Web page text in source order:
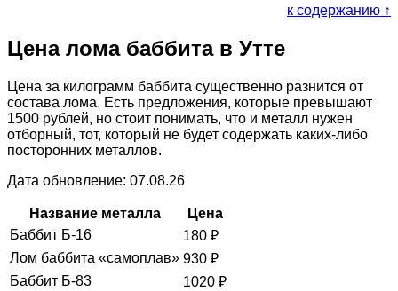
к содержанию ↑
Цена лома баббита в Утте
Цена за килограмм баббита существенно разнится от
состава лома. Есть предложения, которые превышают
1500 рублей, но стоит понимать, что и металл нужен
отборный, тот, который не будет содержать каких-либо
посторонних металлов.
Дата обновление: 07.08.26
Название металла
Цена
Баббит Б-16
180 ₽
Лом баббита «самоплав» 930 ₽
Баббит Б-83
1020 ₽